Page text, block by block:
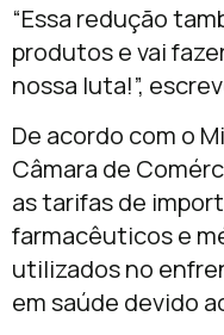
“Essa redução
produtos e vai
nossa luta!”,
De acordo com o
Câmara de
as tarifas de
farmacêuticos e
utilizados no
em saúde devido